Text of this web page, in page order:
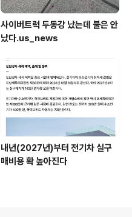
사이버트럭 두동강 났는데 불은 안
났다.us_news
내년(2027년)부터 전기차 실구
매비용 확 높아진다